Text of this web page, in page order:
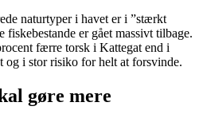
naturtyper i havet er i ”stærkt
er gået massivt tilbage.
færre torsk i Kattegat end i
og i stor risiko for helt at forsvinde.
gøre mere